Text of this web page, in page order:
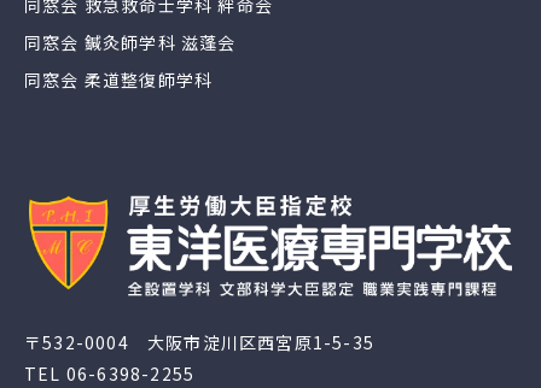
〒532-0004 大阪市淀川区西宮原1-5-35
TEL 06-6398-2255
同窓会 救急救命士学科 絆命会
同窓会 鍼灸師学科 滋蓬会
同窓会 柔道整復師学科